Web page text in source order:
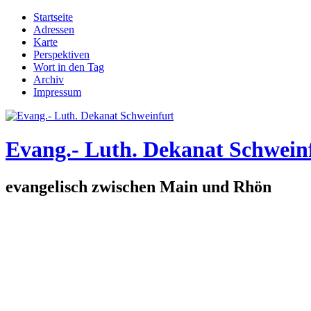
Direkt zum Inhalt
Hauptmenü
Startseite
Adressen
Karte
Perspektiven
Wort in den Tag
Archiv
Impressum
Evang.- Luth. Dekanat
evangelisch zwischen Main und Rhön